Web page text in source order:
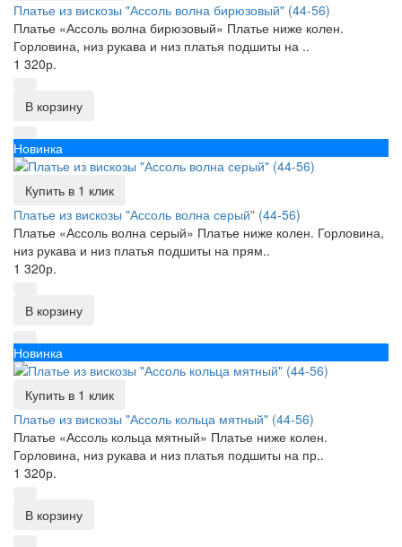
Платье из вискозы "Ассоль волна бирюзовый" (44-56)
Платье «Ассоль волна бирюзовый» Платье ниже колен.
Горловина, низ рукава и низ платья подшиты на ..
1 320р.
В корзину
Новинка
Купить в 1 клик
Платье из вискозы "Ассоль волна серый" (44-56)
Платье «Ассоль волна серый» Платье ниже колен. Горловина,
низ рукава и низ платья подшиты на прям..
1 320р.
В корзину
Новинка
Купить в 1 клик
Платье из вискозы "Ассоль кольца мятный" (44-56)
Платье «Ассоль кольца мятный» Платье ниже колен.
Горловина, низ рукава и низ платья подшиты на пр..
1 320р.
В корзину